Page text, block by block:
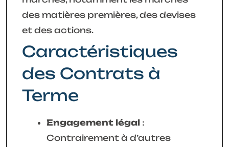
des matières premières, des devises
et des actions.
Caractéristiques
des Contrats à
Terme
Engagement légal :
Contrairement à d’autres